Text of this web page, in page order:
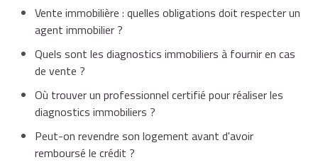
Vente immobilière : quelles obligations doit respecter un
agent immobilier ?
Quels sont les diagnostics immobiliers à fournir en cas
de vente ?
Où trouver un professionnel certifié pour réaliser les
diagnostics immobiliers ?
Peut-on revendre son logement avant d'avoir
remboursé le crédit ?